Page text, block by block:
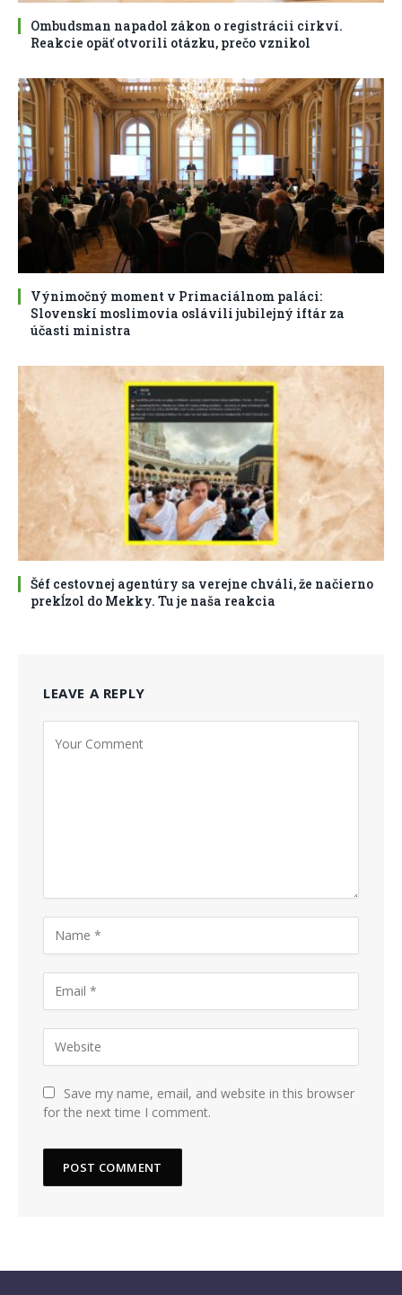
Ombudsman napadol zákon o registrácii cirkví.
Reakcie opäť otvorili otázku, prečo vznikol
Výnimočný moment v Primaciálnom paláci:
Slovenskí moslimovia oslávili jubilejný iftár za
účasti ministra
Šéf cestovnej agentúry sa verejne chváli, že načierno
prekĺzol do Mekky. Tu je naša reakcia
LEAVE A REPLY
Save my name, email, and website in this browser
for the next time I comment.